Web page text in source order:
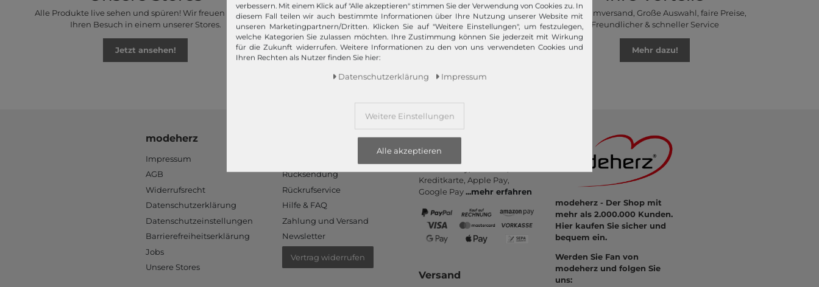
Alle Produkte live sehen und spüren! Wir freuen uns auf
Ihren Besuch in einem unserer Stores.
Jetzt ansehen!
Wir versenden Ihre Bestellung schnell per
Premiumversand.
Mehr dazu!
Premiumversand, Große Auswahl, faire Preise,
Freundlicher & schneller Service
Mehr dazu!
modeherz
Impressum
AGB
Widerrufsrecht
Datenschutzerklärung
Datenschutzeinstellungen
Barrierefreiheitserklärung
Jobs
Unsere Stores
Rücksendung
Rückrufservice
Hilfe & FAQ
Zahlung und Versand
Newsletter
Vertrag widerrufen
Zahlungsarten
PayPal, Kauf auf Rechnung,
Kredit­karte, Apple Pay,
Google Pay...mehr erfahren
Versand
modeherz - Der Shop mit
mehr als 2.000.000 Kunden.
Hier kaufen Sie sicher und
bequem ein.
Werden Sie Fan von
modeherz und folgen Sie
uns:
verbessern. Mit einem Klick auf "Alle akzeptieren" stimmen Sie der Verwendung von Cookies zu. In
diesem Fall teilen wir auch bestimmte Informationen über Ihre Nutzung unserer Website mit
unseren Marketingpartnern/Dritten. Klicken Sie auf "Weitere Einstellungen", um festzulegen,
welche Kategorien Sie zulassen möchten. Ihre Zustimmung können Sie jederzeit mit Wirkung
für die Zukunft widerrufen. Weitere Informationen zu den von uns verwendeten Cookies und
Ihren Rechten als Nutzer finden Sie hier:
Daten­schutz­erklärung Impressum
Weitere Einstellungen
Alle akzeptieren